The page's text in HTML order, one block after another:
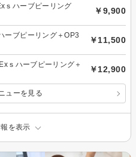
ｓハーブピーリング
￥9,900
ーブピーリング＋OP3
￥11,500
ｓハーブピーリング＋
￥12,900
ューを見る
を表示